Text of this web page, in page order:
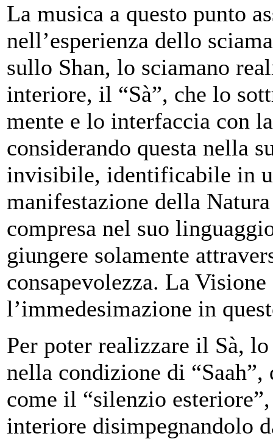
La musica a questo punto
nell’esperienza dello
sullo Shan, lo sciamano
interiore, il “Sà”, che lo
mente e lo interfaccia con
considerando questa nella
invisibile, identificabile in
manifestazione della
compresa nel suo
giungere solamente
consapevolezza. La
l’immedesimazione in
Per poter realizzare il Sà,
nella condizione di
come il “silenzio
interiore disimpegnandolo